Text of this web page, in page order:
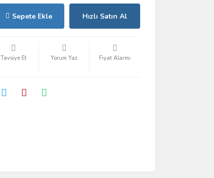
Sepete Ekle Hızlı Satın Al
Tavsiye Et Yorum Yaz Fiyat Alarmı